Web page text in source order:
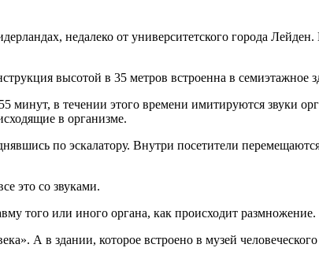
недалеко от университетского города Лейден.
высотой в 35 метров встроенна в семиэтажное
в течении этого времени имитируются звуки
в организме.
по эскалатору. Внутри посетители
это со звуками.
того или иного органа, как происходит размножение.
А в здании, которое встроено в музей